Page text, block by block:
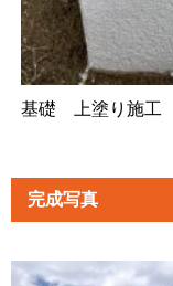
基礎 上塗り施工
完成写真